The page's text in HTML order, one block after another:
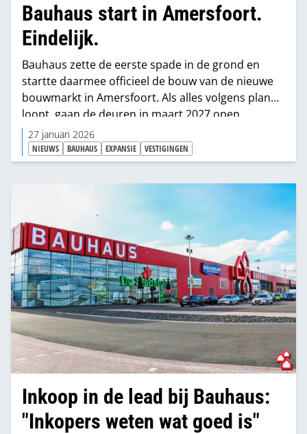
Bauhaus start in Amersfoort.
Eindelijk.
Bauhaus zette de eerste spade in de grond en
startte daarmee officieel de bouw van de nieuwe
bouwmarkt in Amersfoort. Als alles volgens plan
loopt, gaan de deuren in maart 2027 open.
27 januari 2026
NIEUWS BAUHAUS EXPANSIE VESTIGINGEN
Inkoop in de lead bij Bauhaus:
"Inkopers weten wat goed is"